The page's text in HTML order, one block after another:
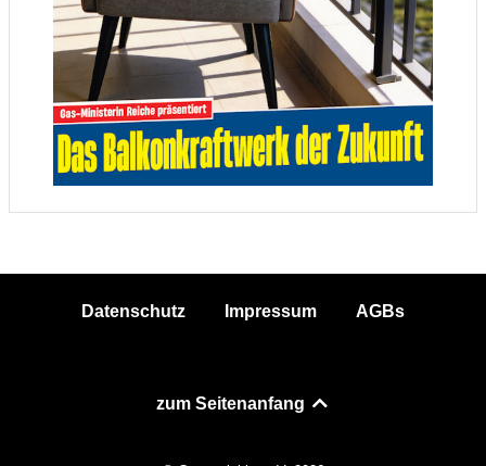
Datenschutz Impressum AGBs
zum Seitenanfang